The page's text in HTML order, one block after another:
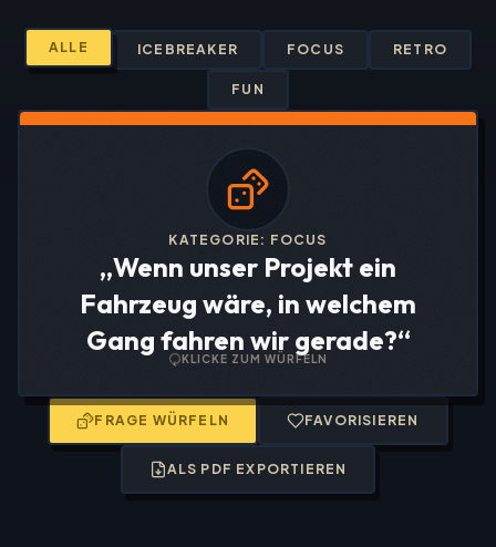
ALLE ICEBREAKER FOCUS RETRO
FUN
KATEGORIE: FOCUS
„Wenn unser Projekt ein
Fahrzeug wäre, in welchem
Gang fahren wir gerade?“
KLICKE ZUM WÜRFELN
FRAGE WÜRFELN FAVORISIEREN
ALS PDF EXPORTIEREN